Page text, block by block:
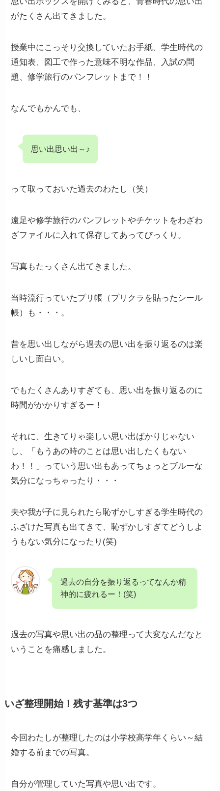
がたくさん出てきました。
授業中にこっそり交換していたお手紙、学生時代の
通知表、図工で作った意味不明な作品、入試の問
題、修学旅行のパンフレットまで！！
なんでもかんでも、
思い出思い出～♪
って取っておいた過去のわたし（笑）
遠足や修学旅行のパンフレットやチケットをわざわ
ざファイルに入れて保存してあってびっくり。
写真もたっくさん出てきました。
当時流行っていたプリ帳（プリクラを貼ったシール
帳）も・・・。
昔を思い出しながら過去の思い出を振り返るのは楽
しいし面白い。
でもたくさんありすぎても、思い出を振り返るのに
時間がかかりすぎるー！
それに、生きてりゃ楽しい思い出ばかりじゃない
し、「もうあの時のことは思い出したくもない
わ！！」っていう思い出もあってちょっとブルーな
気分になっちゃったり・・・
夫や我が子に見られたら恥ずかしすぎる学生時代の
ふざけた写真も出てきて、恥ずかしすぎてどうしよ
うもない気分になったり(笑)
過去の自分を振り返るってなんか精
神的に疲れるー！(笑)
過去の写真や思い出の品の整理って大変なんだなと
いうことを痛感しました。
いざ整理開始！残す基準は3つ
今回わたしが整理したのは小学校高学年くらい～結
婚する前までの写真。
自分が管理していた写真や思い出です。